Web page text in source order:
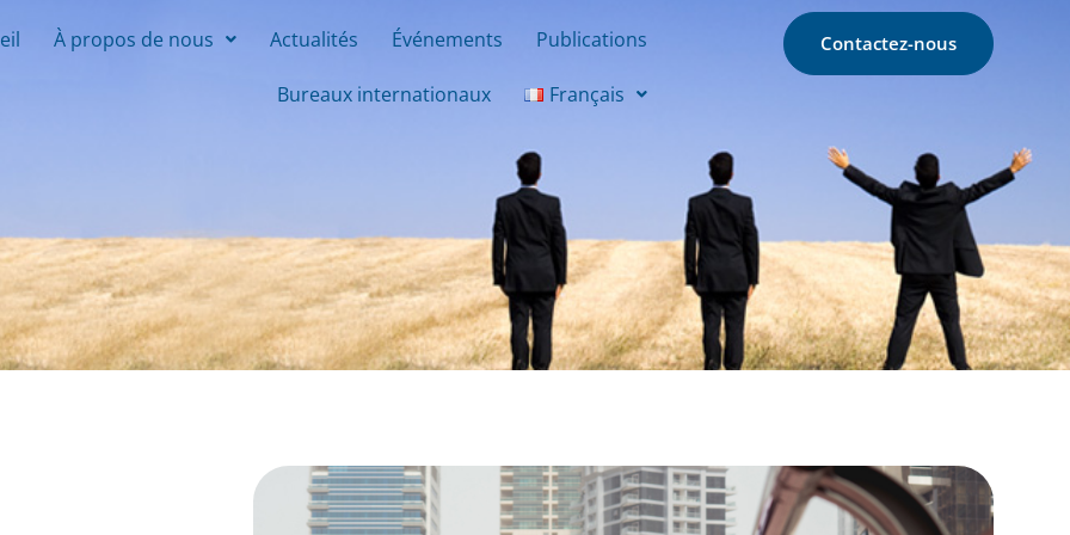
À propos de nous Actualités Événements Publications
Bureaux internationaux Français
Contactez-nous